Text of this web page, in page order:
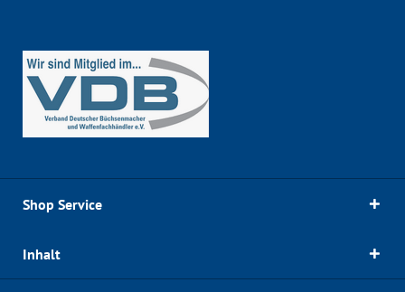
Shop Service
Inhalt